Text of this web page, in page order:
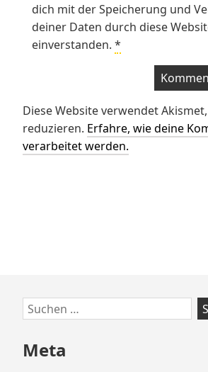
dich mit der Speicherung und
deiner Daten durch diese
einverstanden. *
Diese Website verwendet
reduzieren. Erfahre, wie deine
verarbeitet werden.
Zum
Footer
springen
Suchen
nach:
Meta